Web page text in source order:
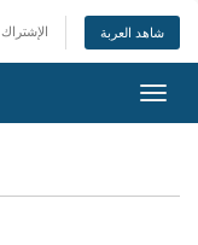
الإشتراك شاهد العربة
تبديل
التنقل